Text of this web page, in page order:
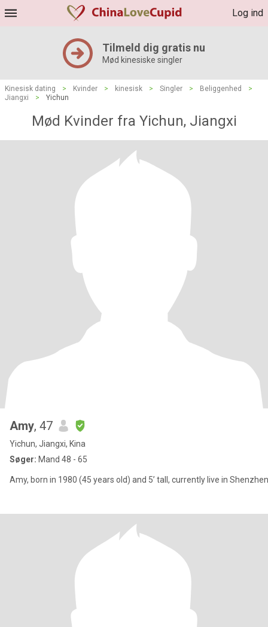
Log ind
Tilmeld dig gratis nu
Mød kinesiske singler
Kinesisk dating > Kvinder > kinesisk > Singler > Beliggenhed
>
Jiangxi
> Yichun
Mød Kvinder fra Yichun, Jiangxi
Amy, 47
Yichun, Jiangxi, Kina
Søger: Mand 48 - 65
Amy, born in 1980 (45 years old) and 5’ tall, currently live in